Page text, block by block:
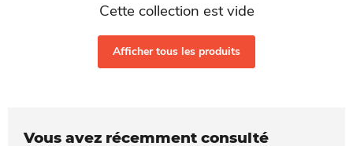
Cette collection est vide
Afficher tous les produits
Vous avez récemment consulté